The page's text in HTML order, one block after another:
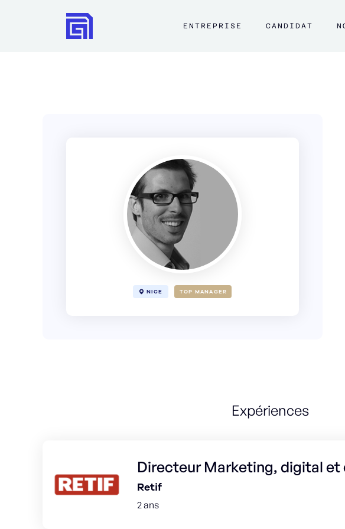
ENTREPRISE CANDIDAT
NICE TOP MANAGER
Expériences
Directeur Marketing, digital
Retif
2 ans